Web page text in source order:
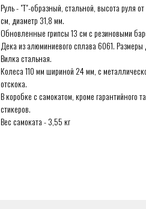
Руль - "T"-образный, стальной, высота руля
см, диаметр 31,8 мм.
Обновленные грипсы 13 см с резиновыми
Дека из алюминиевого сплава 6061.
Вилка стальная.
Колеса 110 мм шириной 24 мм, с
отскока.
В коробке с самокатом, кроме
стикеров.
Вес самоката - 3,55 кг